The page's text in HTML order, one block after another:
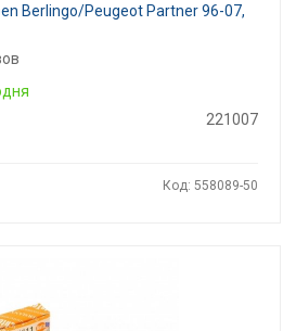
Berlingo/Peugeot Partner 96-07,
221007
Код: 558089-50